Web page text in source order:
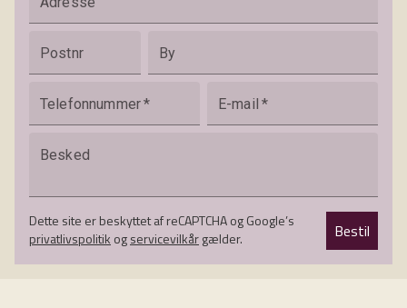
Postnr By
Telefonnummer* E-mail *
Besked
Dette site er beskyttet af reCAPTCHA og Google’s
privatlivspolitik ogservicevilkårgælder. Bestil